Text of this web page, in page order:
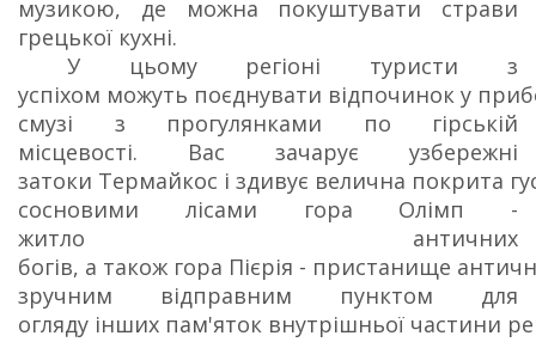
музикою, де можна покуштувати страви
грецької кухні.
У цьому регіоні туристи з
успіхом можуть поєднувати відпочинок у
смузі з прогулянками по гірській
місцевості. Вас зачарує узбережні
затоки Термайкос і здивує велична покрита
сосновими лісами гора Олімп -
житло античних
богів, а також гора Пієрія - пристанище
зручним відправним пунктом для
огляду інших пам'яток внутрішньої частини